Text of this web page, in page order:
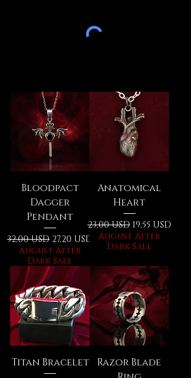
Bloodpact
Dagger
Pendant
Prezzo regolare
32,00 USD Prezzo scontato
27,20 USD
August After
Dark Sale
Anatomical
Heart
Prezzo regolare
23,00 USD Prezzo
19,55 USD
August After
Dark Sale
Titan Bracelet
Razor Blade